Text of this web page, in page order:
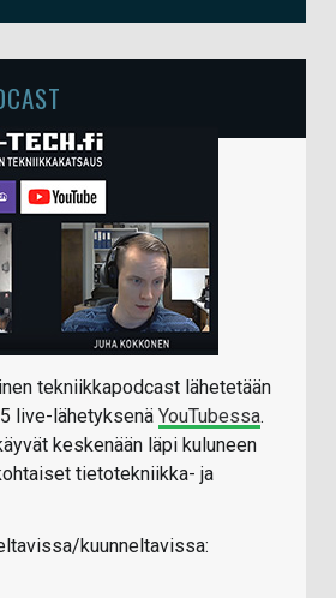
tekniikkapodcast lähetetään
live-lähetyksenä YouTubessa.
keskenään läpi kuluneen
tietotekniikka- ja
kuunneltavissa: